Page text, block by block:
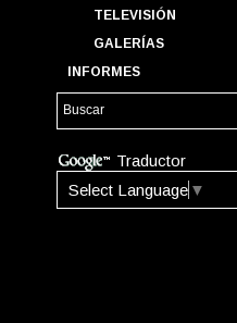
TELEVISIÓN
GALERÍAS
INFORMES
Traductor
Select Language ▼